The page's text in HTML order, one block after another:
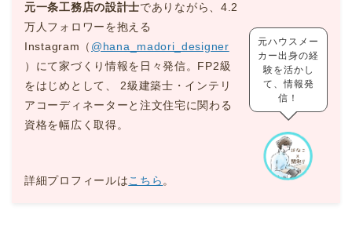
元一条工務店の設計士でありながら、4.2
万人フォロワーを抱える
Instagram（ @hana_madori_designer
）にて家づくり情報を日々発信。FP2級
をはじめとして、 2級建築士・インテリ
アコーディネーターと注文住宅に関わる
資格を幅広く取得。
詳細プロフィールはこちら 。
元ハウスメー
カー出身の経
験を活かし
て、情報発
信！